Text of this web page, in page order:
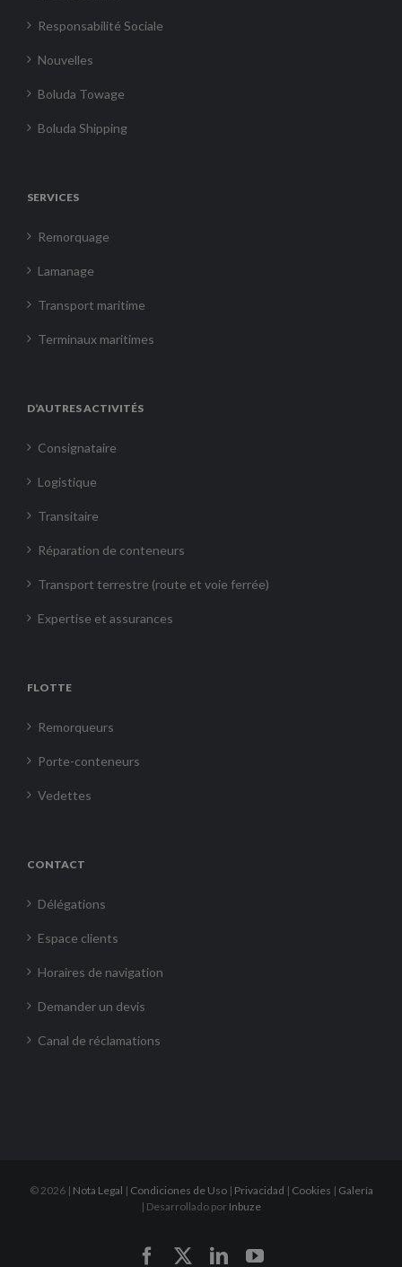
Responsabilité Sociale
Nouvelles
Boluda Towage
Boluda Shipping
SERVICES
Remorquage
Lamanage
Transport maritime
Terminaux maritimes
D’AUTRES ACTIVITÉS
Consignataire
Logistique
Transitaire
Réparation de conteneurs
Transport terrestre (route et voie ferrée)
Expertise et assurances
FLOTTE
Remorqueurs
Porte-conteneurs
Vedettes
CONTACT
Délégations
Espace clients
Horaires de navigation
Demander un devis
Canal de réclamations
©2026 | Nota Legal | Condiciones de Uso| Privacidad | Cookies | Galería
| Desarrollado por Inbuze
FacebookLinkedInYouTube